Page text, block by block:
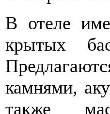
В отеле
крытых
камнями,
также